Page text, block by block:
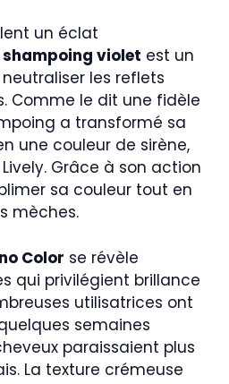
un éclat
shampoing violet est un
les reflets
Comme le dit une fidèle
a transformé sa
une couleur de sirène,
Grâce à son action
sa couleur tout en
mèches.
Color se révèle
qui privilégient brillance
utilisatrices ont
semaines
paraissaient plus
La texture crémeuse